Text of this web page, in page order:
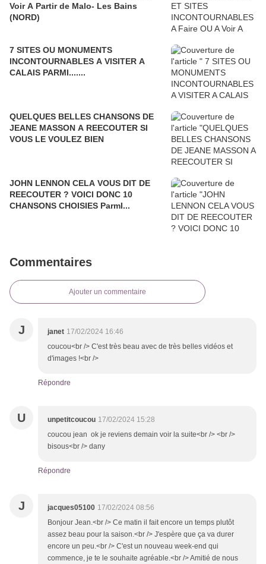
Voir A Partir de Malo- Les Bains
(NORD)
7 SITES OU MONUMENTS
INCONTOURNABLES A VISITER A
CALAIS PARMI.......
QUELQUES BELLES CHANSONS DE
JEANE MASSON A REECOUTER SI
VOUS LE VOULEZ BIEN
JOHN LENNON CELA VOUS DIT DE
REECOUTER ? VOICI DONC 10
CHANSONS CHOISIES ParmI...
Commentaires
Ajouter un commentaire
J janet 17/02/2024 16:46
coucou<br /> C'est très beau avec de très belles vidéos et
d'images !<br />
Répondre
U unpetitcoucou 17/02/2024 15:28
coucou jean ok je reviens demain voir la suite<br /> <br />
bisous<br /> dany
Répondre
J jacques05100 17/02/2024 08:56
Bonjour Jean.<br /> Ce matin il fait encore un temps plutôt
assez beau pour la saison.<br /> J'espère que ça va durer
encore un peu.<br /> C'est un nouveau week-end qui
commence, je te le souhaite agréable.<br /> Amitié de nous